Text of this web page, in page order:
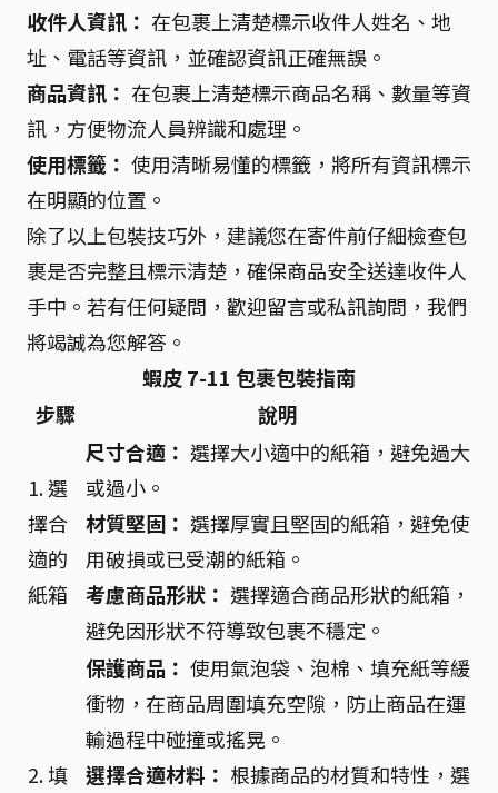
收件人資訊： 在包裹上清楚標示收件人姓名、地
址、電話等資訊，並確認資訊正確無誤。
商品資訊： 在包裹上清楚標示商品名稱、數量等資
訊，方便物流人員辨識和處理。
使用標籤： 使用清晰易懂的標籤，將所有資訊標示
在明顯的位置。
除了以上包裝技巧外，建議您在寄件前仔細檢查包
裹是否完整且標示清楚，確保商品安全送達收件人
手中。若有任何疑問，歡迎留言或私訊詢問，我們
將竭誠為您解答。
蝦皮 7-11 包裹包裝指南
步驟
說明
1. 選
擇合
適的
紙箱
尺寸合適： 選擇大小適中的紙箱，避免過大
或過小。
材質堅固： 選擇厚實且堅固的紙箱，避免使
用破損或已受潮的紙箱。
考慮商品形狀： 選擇適合商品形狀的紙箱，
避免因形狀不符導致包裹不穩定。
2. 填
保護商品： 使用氣泡袋、泡棉、填充紙等緩
衝物，在商品周圍填充空隙，防止商品在運
輸過程中碰撞或搖晃。
選擇合適材料： 根據商品的材質和特性，選